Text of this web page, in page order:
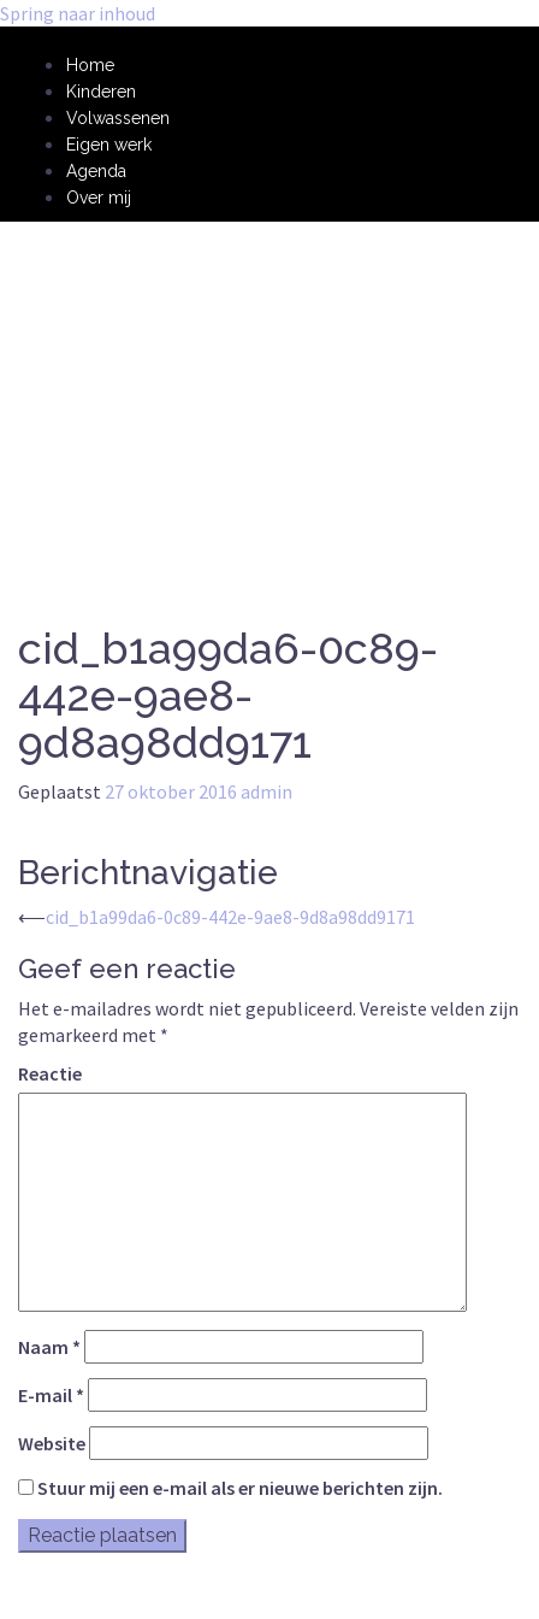
Spring naar inhoud
Home
Kinderen
Volwassenen
Eigen werk
Agenda
Over mij
cid_b1a99da6-0c89-
442e-9ae8-
9d8a98dd9171
Geplaatst 27 oktober 2016 admin
Berichtnavigatie
⟵cid_b1a99da6-0c89-442e-9ae8-9d8a98dd9171
Geef een reactie
Het e-mailadres wordt niet gepubliceerd. Vereiste velden zijn
gemarkeerd met *
Reactie
Naam *
E-mail *
Website
Stuur mij een e-mail als er nieuwe berichten zijn.